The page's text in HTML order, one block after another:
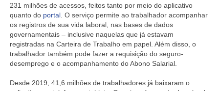
231 milhões de acessos, feitos tanto por meio do aplicativo
quanto do portal . O serviço permite ao trabalhador acompanhar
os registros de sua vida laboral, nas bases de dados
governamentais – inclusive naquelas que já estavam
registradas na Carteira de Trabalho em papel. Além disso, o
trabalhador também pode fazer a requisição do seguro-
desemprego e o acompanhamento do Abono Salarial.
Desde 2019, 41,6 milhões de trabalhadores já baixaram o